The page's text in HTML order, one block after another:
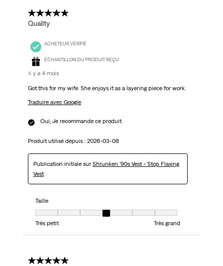
5 étoile(s) sur 5.
Quality
ACHETEUR VÉRIFIÉ
ÉCHANTILLON DU PRODUIT REÇU
il y a 4 mois
Got this for my wife. She enjoys it as a layering piece for work.
Traduire avec Google
Oui, Je recommande ce produit.
Produit utilisé depuis : 2026-03-08
Publication initiale sur Shrunken '90s Vest - Stop Flaxing
Vest
Taille
Très petit
Très grand
5 étoile(s) sur 5.